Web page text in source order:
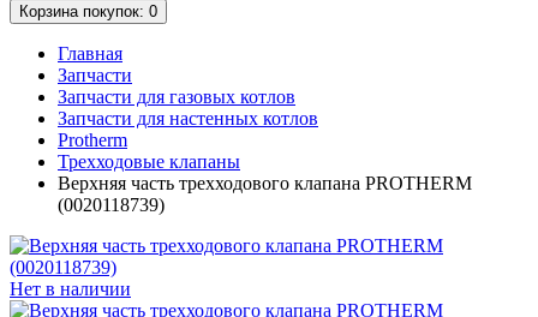
Корзинапокупок: 0
Главная
Запчасти
Запчасти для газовых котлов
Запчасти для настенных котлов
Protherm
Трехходовые клапаны
Верхняя часть трехходового клапана PROTHERM
(0020118739)
Нет в наличии